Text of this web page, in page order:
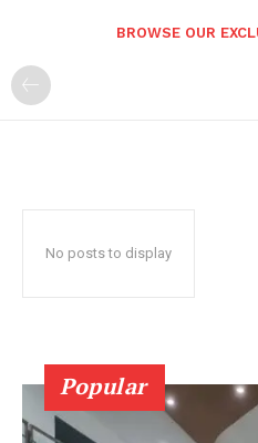
BROWSE OUR
No posts to display
Popular